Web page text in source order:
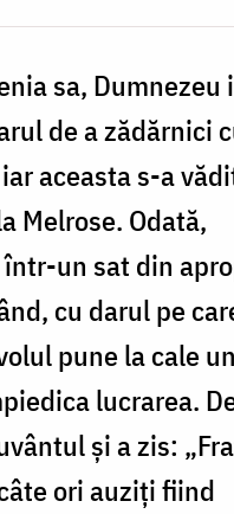
sa, Dumnezeu
de a zădărnici
aceasta s-a
Melrose. Odată,
un sat din
cu darul pe
pune la cale
lucrarea.
şi a zis:
ori auziţi fiind